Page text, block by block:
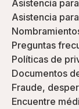
Asistencia
Asistencia
Preguntas
Políticas de
Documentos
Fraude,
Encuentre